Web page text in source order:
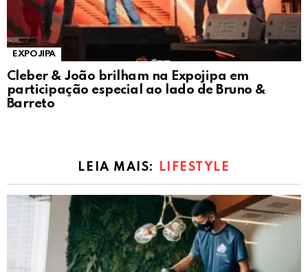
EXPOJIPA
Cleber & João brilham na Expojipa em
participação especial ao lado de Bruno &
Barreto
LEIA MAIS: LIFESTYLE